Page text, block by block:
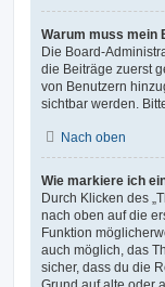
Warum muss mein
Die Board-
die Beiträge zuerst
von Benutzern
sichtbar werden.
Nach oben
Wie markiere ich
Durch Klicken des
nach oben auf die
Funktion
auch möglich, das
sicher, dass du die